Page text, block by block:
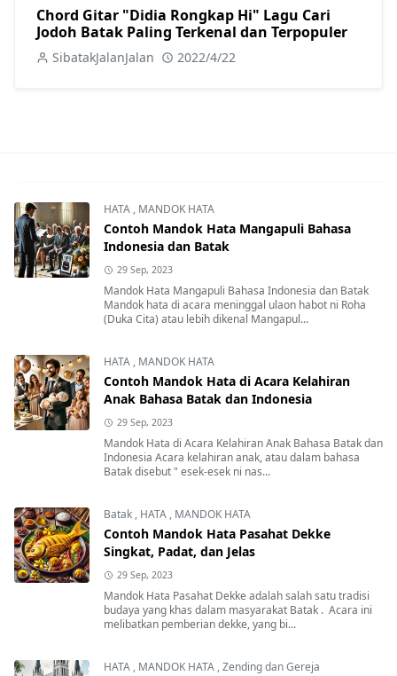
Chord Gitar "Didia Rongkap Hi" Lagu Cari
Jodoh Batak Paling Terkenal dan Terpopuler
SibatakJalanJalan 2022/4/22
HATA , MANDOK HATA
Contoh Mandok Hata Mangapuli Bahasa
Indonesia dan Batak
29 Sep, 2023
Mandok Hata Mangapuli Bahasa Indonesia dan Batak
Mandok hata di acara meninggal ulaon habot ni Roha
(Duka Cita) atau lebih dikenal Mangapul...
HATA , MANDOK HATA
Contoh Mandok Hata di Acara Kelahiran
Anak Bahasa Batak dan Indonesia
29 Sep, 2023
Mandok Hata di Acara Kelahiran Anak Bahasa Batak dan
Indonesia Acara kelahiran anak, atau dalam bahasa
Batak disebut " esek-esek ni nas...
Batak , HATA , MANDOK HATA
Contoh Mandok Hata Pasahat Dekke
Singkat, Padat, dan Jelas
29 Sep, 2023
Mandok Hata Pasahat Dekke adalah salah satu tradisi
budaya yang khas dalam masyarakat Batak . Acara ini
melibatkan pemberian dekke, yang bi...
HATA , MANDOK HATA ,Zending dan Gereja